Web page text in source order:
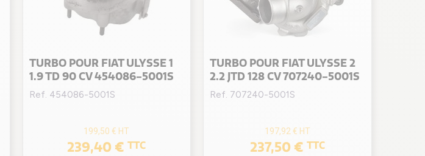
TURBO POUR FIAT ULYSSE 1
1.9 TD 90 CV 454086-5001S
Ref. 454086-5001S
199,50 € HT
239,40 €TTC
TURBO POUR FIAT ULYSSE 2
2.2 JTD 128 CV 707240-5001S
Ref. 707240-5001S
197,92 € HT
237,50 €TTC